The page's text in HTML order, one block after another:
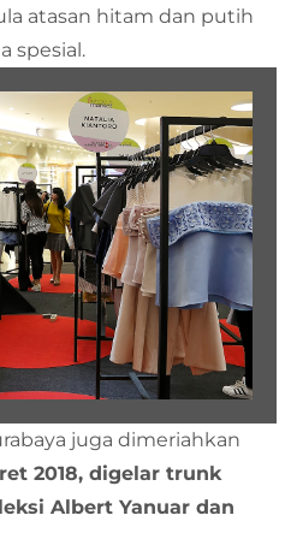
atasan hitam dan putih
spesial.
juga dimeriahkan
2018, digelar trunk
Albert Yanuar dan